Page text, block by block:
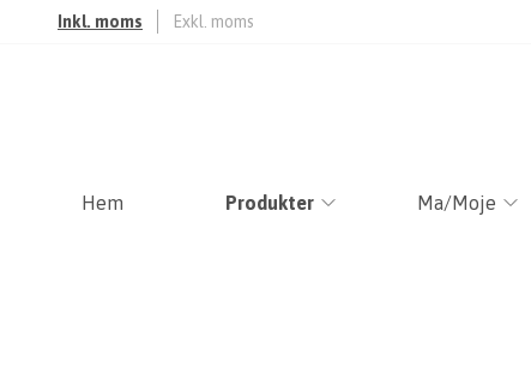
Inkl. moms Exkl. moms
Hem Produkter Ma/Moje